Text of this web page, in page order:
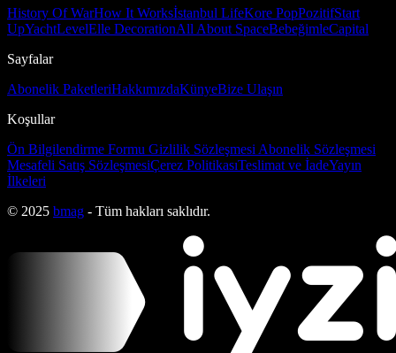
History Of WarHow It Worksİstanbul LifeKore PopPozitifStart
UpYachtLevelElle DecorationAll About SpaceBebeğimleCapital
Sayfalar
Abonelik PaketleriHakkımızdaKünyeBize Ulaşın
Koşullar
Ön Bilgilendirme Formu Gizlilik Sözleşmesi Abonelik Sözleşmesi
Mesafeli Satış SözleşmesiÇerez PolitikasıTeslimat ve İadeYayın
İlkeleri
© 2025 bmag - Tüm hakları saklıdır.